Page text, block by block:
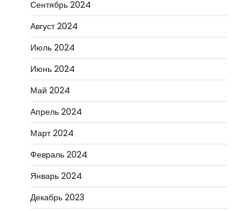
Сентябрь 2024
Август 2024
Июль 2024
Июнь 2024
Май 2024
Апрель 2024
Март 2024
Февраль 2024
Январь 2024
Декабрь 2023